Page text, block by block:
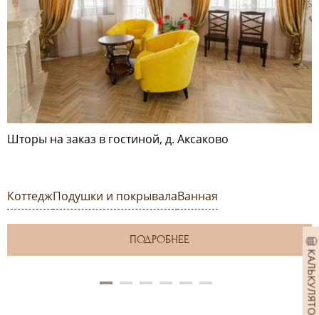
Шторы на заказ в гостиной, д. Аксаково
КоттеджПодушки и покрывалаВанная
ПОДРОБНЕЕ